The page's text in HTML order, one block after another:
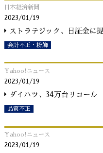
日本経済新聞
2023/01/19
ストラテジック、日証金
会計不正・粉飾
Yahoo!ニュース
2023/01/19
ダイハツ、34万台リコー
品質不正
Yahoo!ニュース
2023/01/19